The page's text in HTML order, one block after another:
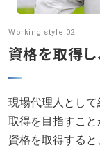
Working style 02
資格を取得
現場代理人とし
取得を目指すこと
資格を取得する